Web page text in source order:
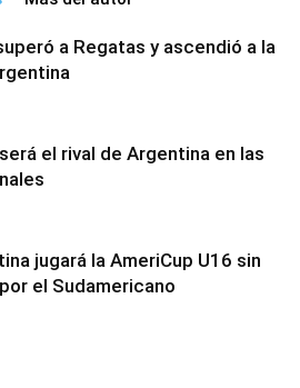
a Regatas y ascendió a la
el rival de Argentina en las
jugará la AmeriCup U16 sin
el Sudamericano